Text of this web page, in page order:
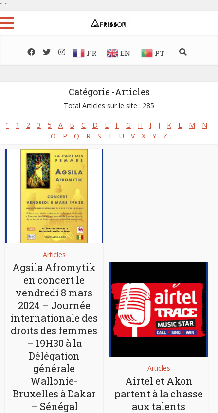
" "
FR EN PT
Catégorie -Articles
Total Articles sur le site : 285
" 1 2 3 5 A B C D E F G H I J K L M
N
O
P Q R S T U V X Y Z
Articles
Agsila Afromytik
en concert le
vendredi 8 mars
2024 – Journée
internationale des
droits des femmes
– 19H30 à la
Délégation
générale
Wallonie-
Bruxelles à Dakar
– Sénégal
Articles
Airtel et Akon
partent à la chasse
aux talents